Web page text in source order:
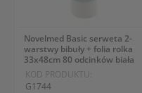
Novelmed Basic serweta 2-
warstwy bibuły + folia rolka
33x48cm 80 odcinków biała
KOD PRODUKTU:
G1744